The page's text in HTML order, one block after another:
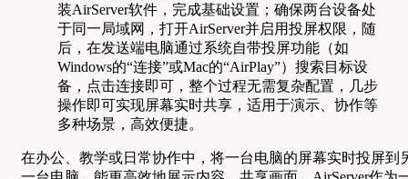
装AirServer软件，完成基础设置；确保两台设备处
于同一局域网，打开AirServer并启用投屏权限，随
后，在发送端电脑通过系统自带投屏功能（如
Windows的“连接”或Mac的“AirPlay”）搜索目标设
备，点击连接即可，整个过程无需复杂配置，几步
操作即可实现屏幕实时共享，适用于演示、协作等
多种场景，高效便捷。
在办公、教学或日常协作中，将一台电脑的屏幕实时投屏到